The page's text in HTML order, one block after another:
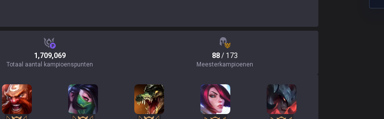
1,709,069
Totaal aantal kampioenspunten
88/ 173
Meesterkampioenen